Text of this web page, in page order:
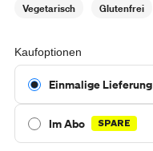
Vegetarisch Glutenfrei
Kaufoptionen
Einmalige Lieferung
Im Abo SPARE